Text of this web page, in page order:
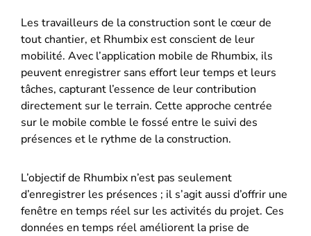
Les travailleurs de la construction sont le cœur de
tout chantier, et Rhumbix est conscient de leur
mobilité. Avec l’application mobile de Rhumbix, ils
peuvent enregistrer sans effort leur temps et leurs
tâches, capturant l’essence de leur contribution
directement sur le terrain. Cette approche centrée
sur le mobile comble le fossé entre le suivi des
présences et le rythme de la construction.
L’objectif de Rhumbix n’est pas seulement
d’enregistrer les présences ; il s’agit aussi d’offrir une
fenêtre en temps réel sur les activités du projet. Ces
données en temps réel améliorent la prise de